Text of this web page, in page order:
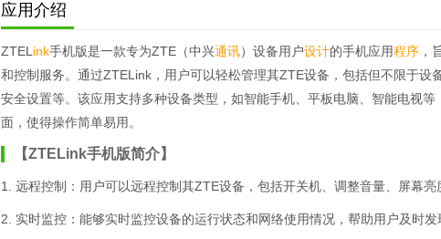
应用介绍
ZTEL ink手机版是一款专为ZTE（中兴通讯）设备用户设计的手机应用程序 ，
和控制服务。通过ZTELink，用户可以轻松管理其ZTE设备，包括但不限于设
安全设置等。该应用支持多种设备类型，如智能手机、平板电脑、智能电视
面，使得操作简单易用。
【ZTELink手机版简介】
1. 远程控制：用户可以远程控制其ZTE设备，包括开关机、调整音量、屏幕亮
2. 实时监控：能够实时监控设备的运行状态和网络使用情况，帮助用户及时发